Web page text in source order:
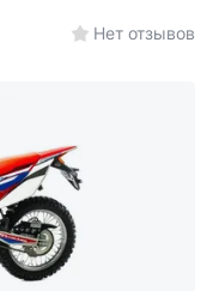
Нет отзывов